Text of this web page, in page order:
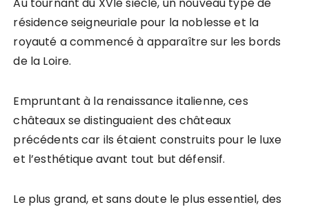
résidence seigneuriale pour la noblesse et la
royauté a commencé à apparaître sur les bords
de la Loire.
Empruntant à la renaissance italienne, ces
châteaux se distinguaient des châteaux
précédents car ils étaient construits pour le luxe
et l’esthétique avant tout but défensif.
Le plus grand, et sans doute le plus essentiel, des